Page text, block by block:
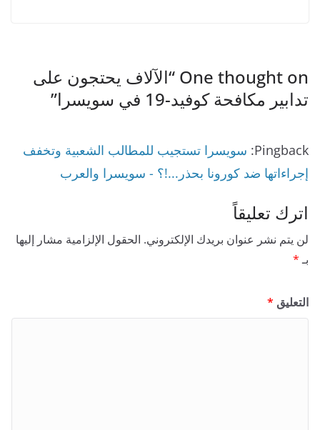
One thought on “ الآلاف يحتجون على
تدابير مكافحة كوفيد-19 في سويسرا
”
Pingback: سويسرا تستجيب للمطالب الشعبية وتخفف
إجراءاتها ضد كورونا بحذر...!؟ - سويسرا والعرب
اترك تعليقاً
لن يتم نشر عنوان بريدك الإلكتروني. الحقول الإلزامية مشار إليها
بـ*
التعليق *